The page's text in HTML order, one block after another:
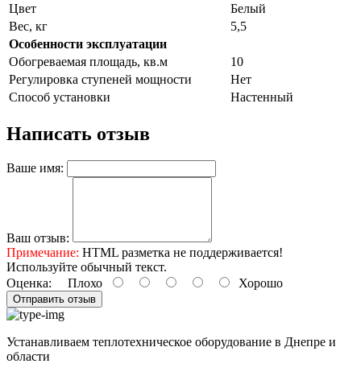
Цвет
Белый
Вес, кг
5,5
Особенности эксплуатации
Обогреваемая площадь, кв.м
10
Регулировка ступеней мощности
Нет
Способ установки
Настенный
Написать отзыв
Ваше имя:
Ваш отзыв:
Примечание: HTML разметка не поддерживается!
Используйте обычный текст.
Оценка: Плохо Хорошо
Отправить отзыв
Устанавливаем теплотехническое оборудование в Днепре и
области